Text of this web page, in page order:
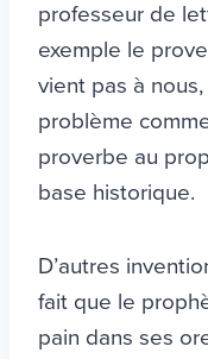
professeur de
exemple le
vient pas à
problème
proverbe au
base historique.
D’autres
fait que le
pain dans ses